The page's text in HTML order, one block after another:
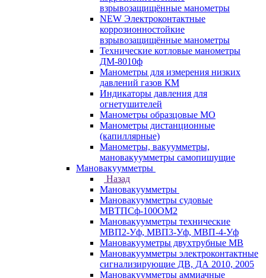
взрывозащищённые манометры
NEW Электроконтактные
коррозионностойкие
взрывозащищённые манометры
Технические котловые манометры
ДМ-8010ф
Манометры для измерения низких
давлений газов КМ
Индикаторы давления для
огнетушителей
Манометры образцовые МО
Манометры дистанционные
(капиллярные)
Манометры, вакуумметры,
мановакуумметры самопишущие
Мановакуумметры
Назад
Мановакуумметры
Мановакуумметры судовые
МВТПСф-100ОМ2
Мановакуумметры технические
МВП2-Уф, МВП3-Уф, МВП-4-Уф
Мановакууметры двухтрубные МВ
Мановакуумметры электроконтактные
сигнализирующие ДВ, ДА 2010, 2005
Мановакуумметры аммиачные